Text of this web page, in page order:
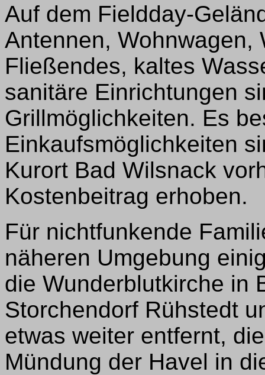
Auf dem Fieldday-
Antennen, Wohnwagen,
Fließendes, kaltes
sanitäre Einrichtungen
Grillmöglichkeiten. Es
Einkaufsmöglichkeiten
Kurort Bad Wilsnack
Kostenbeitrag erhoben.
Für nichtfunkende
näheren Umgebung
die Wunderblutkirche in
Storchendorf Rühstedt
etwas weiter entfernt,
Mündung der Havel in